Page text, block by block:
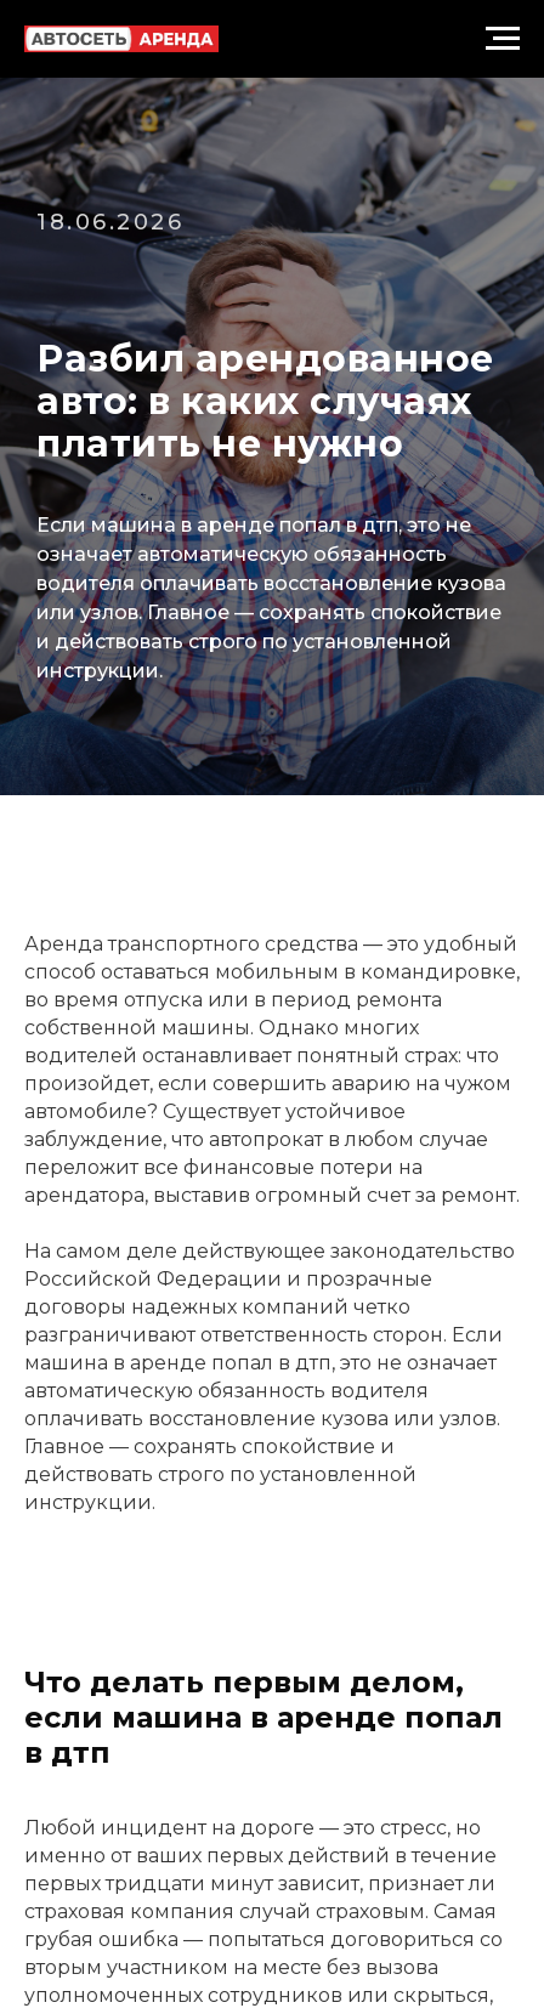
18.06.2026
Разбил арендованное
авто: в каких случаях
платить не нужно
Если машина в аренде попал в дтп, это не
означает автоматическую обязанность
водителя оплачивать восстановление кузова
или узлов. Главное — сохранять спокойствие
и действовать строго по установленной
инструкции.
Аренда транспортного средства — это удобный
способ оставаться мобильным в командировке,
во время отпуска или в период ремонта
собственной машины. Однако многих
водителей останавливает понятный страх: что
произойдет, если совершить аварию на чужом
автомобиле? Существует устойчивое
заблуждение, что автопрокат в любом случае
переложит все финансовые потери на
арендатора, выставив огромный счет за ремонт.
На самом деле действующее законодательство
Российской Федерации и прозрачные
договоры надежных компаний четко
разграничивают ответственность сторон. Если
машина в аренде попал в дтп, это не означает
автоматическую обязанность водителя
оплачивать восстановление кузова или узлов.
Главное — сохранять спокойствие и
действовать строго по установленной
инструкции.
Что делать первым делом,
если машина в аренде попал
в дтп
Любой инцидент на дороге — это стресс, но
именно от ваших первых действий в течение
первых тридцати минут зависит, признает ли
страховая компания случай страховым. Самая
грубая ошибка — попытаться договориться со
вторым участником на месте без вызова
уполномоченных сотрудников или скрыться,